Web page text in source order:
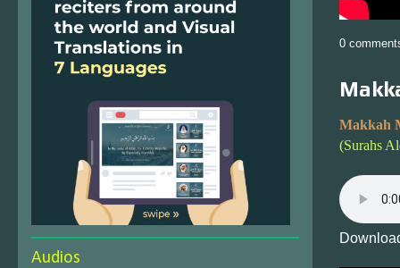
0
Makkah
(Surahs
Audios